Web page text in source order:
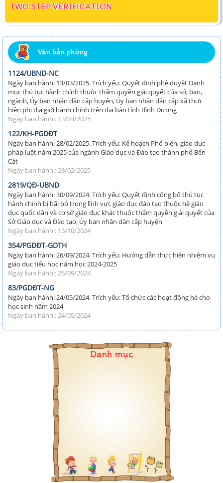
TWO STEP VERIFICATION
Văn bản phòng
1124/UBND-NC
Ngày ban hành: 13/03/2025. Trích yếu: Quyết đinh phê duyệt Danh
mục thủ tục hành chính thuộc thẩm quyền giải quyết của sở, ban,
ngành, Ủy ban nhân dân cấp huyện, Ủy ban nhân dân cấp xã thực
hiện phi địa giới hành chính trên địa bàn tỉnh Bình Dương
Ngày ban hành : 13/03/2025
122/KH-PGDĐT
Ngày ban hành: 28/02/2025. Trích yếu: Kế hoạch Phổ biến, giáo dục
pháp luật năm 2025 của ngành Giáo dục và Đào tạo thành phố Bến
Cát
Ngày ban hành : 28/02/2025
2819/QĐ-UBND
Ngày ban hành: 30/09/2024. Trích yếu: Quyết định công bố thủ tục
hành chính bị bãi bỏ trong lĩnh vực giáo dục đào tạo thuộc hệ giáo
dục quốc dân và cơ sở giáo dục khác thuộc thẩm quyền giải quyết của
Sở Giáo dục và Đào tạo, Ủy ban nhân dân cấp huyện
Ngày ban hành : 15/10/2024
354/PGDĐT-GDTH
Ngày ban hành: 26/09/2024. Trích yếu: Hướng dẫn thực hiện nhiệm vụ
giáo dục tiểu học năm học 2024-2025
Ngày ban hành : 26/09/2024
83/PGDĐT-NG
Ngày ban hành: 24/05/2024. Trích yếu: Tổ chức các hoạt động hè cho
học sinh năm 2024
Ngày ban hành : 24/05/2024
Danh mục